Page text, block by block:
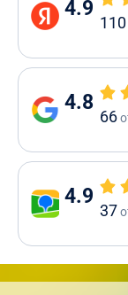
4.9
110
4.8
66
4.9
37